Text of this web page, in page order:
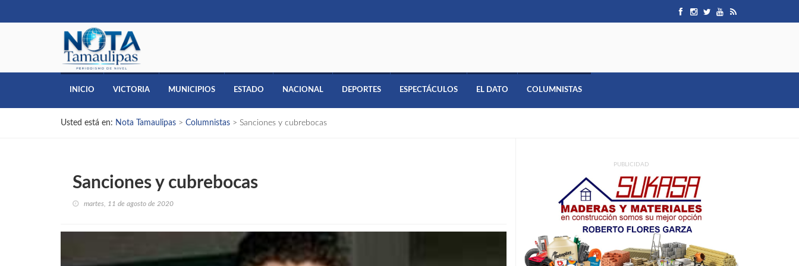
INICIO VICTORIA MUNICIPIOS ESTADO NACIONAL DEPORTES ESPECTÁCULOS EL DATO COLUMNISTAS
Usted está en: Nota Tamaulipas > Columnistas > Sanciones y cubrebocas
Sanciones y cubrebocas
martes, 11 de agosto de 2020
PUBLICIDAD